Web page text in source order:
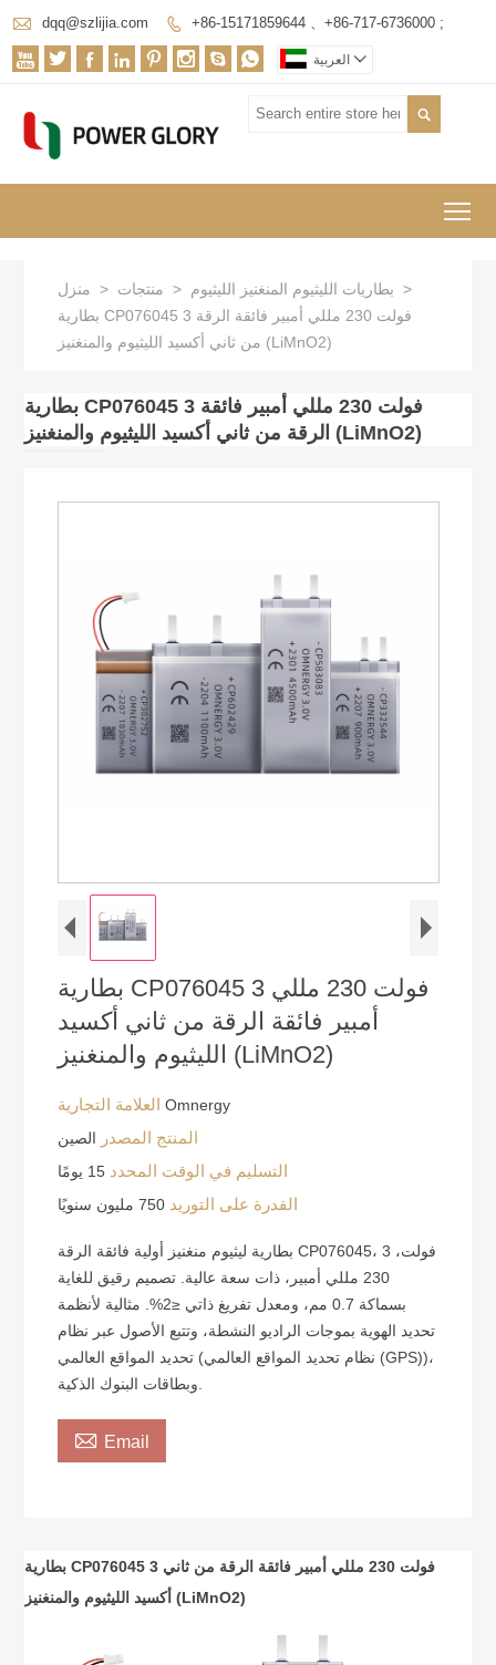
 dqq@szlijia.com  +86-15171859644 、+86-717-6736000 ;
        العربية 

منزل > منتجات > بطاريات الليثيوم المنغنيز الليثيوم >
بطارية CP076045 3 فولت 230 مللي أمبير فائقة الرقة
من ثاني أكسيد الليثيوم والمنغنيز (LiMnO2)
بطارية CP076045 3 فولت 230 مللي أمبير فائقة
الرقة من ثاني أكسيد الليثيوم والمنغنيز (LiMnO2)
بطارية CP076045 3 فولت 230 مللي
أمبير فائقة الرقة من ثاني أكسيد
الليثيوم والمنغنيز (LiMnO2)
العلامة التجاريةOmnergy
المنتج المصدر الصين
التسليم في الوقت المحدد 15 يومًا
القدرة على التوريد 750 مليون سنويًا
بطارية ليثيوم منغنيز أولية فائقة الرقة CP076045، 3 فولت،
230 مللي أمبير، ذات سعة عالية. تصميم رقيق للغاية
بسماكة 0.7 مم، ومعدل تفريغ ذاتي ≤2%. مثالية لأنظمة
تحديد الهوية بموجات الراديو النشطة، وتتبع الأصول عبر نظام
تحديد المواقع العالمي (نظام تحديد المواقع العالمي (GPS))،
 Email
بطارية CP076045 3 فولت 230 مللي أمبير فائقة الرقة من ثاني
أكسيد الليثيوم والمنغنيز (LiMnO2)